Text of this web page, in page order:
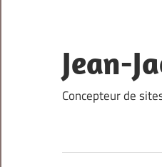
content
Jean-
Concepteur de